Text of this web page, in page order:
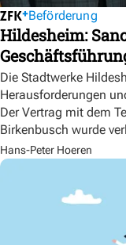
Beförderung
Hildesheim:
Die Stadtwerke
Herausforderungen
Der Vertrag mit dem
Birkenbusch wurde
Hans-Peter Hoeren